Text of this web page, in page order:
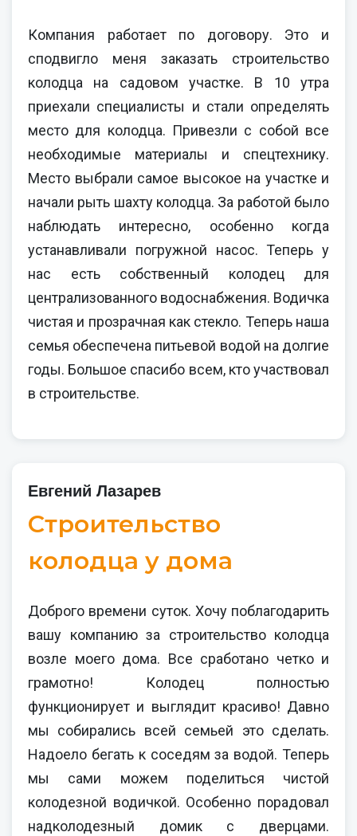
Компания работает по договору. Это и
сподвигло меня заказать строительство
колодца на садовом участке. В 10 утра
приехали специалисты и стали определять
место для колодца. Привезли с собой все
необходимые материалы и спецтехнику.
Место выбрали самое высокое на участке и
начали рыть шахту колодца. За работой было
наблюдать интересно, особенно когда
устанавливали погружной насос. Теперь у
нас есть собственный колодец для
централизованного водоснабжения. Водичка
чистая и прозрачная как стекло. Теперь наша
семья обеспечена питьевой водой на долгие
годы. Большое спасибо всем, кто участвовал
в строительстве.
Евгений Лазарев
Строительство
колодца у дома
Доброго времени суток. Хочу поблагодарить
вашу компанию за строительство колодца
возле моего дома. Все сработано четко и
грамотно! Колодец полностью
функционирует и выглядит красиво! Давно
мы собирались всей семьей это сделать.
Надоело бегать к соседям за водой. Теперь
мы сами можем поделиться чистой
колодезной водичкой. Особенно порадовал
надколодезный домик с дверцами.